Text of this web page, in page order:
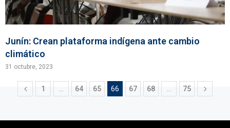
Junín: Crean plataforma indígena ante cambio
climático
31 octubre, 2023
1 … 64 65 66 67 68 … 75